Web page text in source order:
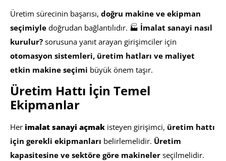
Üretim sürecinin başarısı, doğru makine ve ekipman
seçimiyle doğrudan bağlantılıdır. 🏭 İmalat sanayi nasıl
kurulur? sorusuna yanıt arayan girişimciler için
otomasyon sistemleri, üretim hatları ve maliyet
etkin makine seçimi büyük önem taşır.
Üretim Hattı İçin Temel
Ekipmanlar
Her imalat sanayi açmak isteyen girişimci, üretim hattı
için gerekli ekipmanları belirlemelidir. Üretim
kapasitesine ve sektöre göre makineler seçilmelidir.